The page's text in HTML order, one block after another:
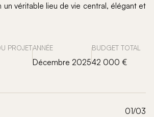
un véritable lieu de vie central, élégant et
PROJETANNÉE
Décembre 2025
BUDGET TOTAL
42 000 €
01/03